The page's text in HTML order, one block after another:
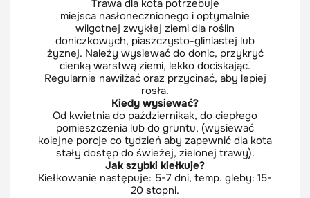
Trawa dla kota potrzebuje
miejsca nasłonecznionego i optymalnie
wilgotnej zwykłej ziemi dla roślin
doniczkowych, piaszczysto-gliniastej lub
żyznej. Należy wysiewać do donic, przykryć
cienką warstwą ziemi, lekko dociskając.
Regularnie nawilżać oraz przycinać, aby lepiej
rosła.
Kiedy wysiewać?
Od kwietnia do październikak, do ciepłego
pomieszczenia lub do gruntu, (wysiewać
kolejne porcje co tydzień aby zapewnić dla kota
stały dostęp do świeżej, zielonej trawy).
Jak szybki kiełkuje?
Kiełkowanie następuje: 5-7 dni, temp. gleby: 15-
20 stopni.